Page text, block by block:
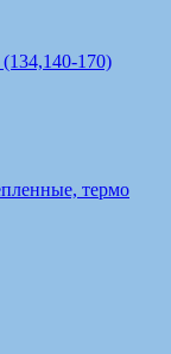
170)
термо